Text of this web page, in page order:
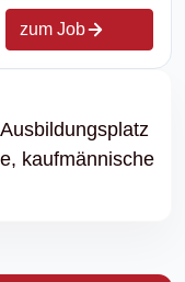
zum Job
Ausbildungsplatz
kaufmännische